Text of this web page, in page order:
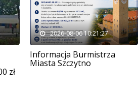
zł
2026-08-06 10:21:27
Informacja Burmistrza
Miasta Szczytno